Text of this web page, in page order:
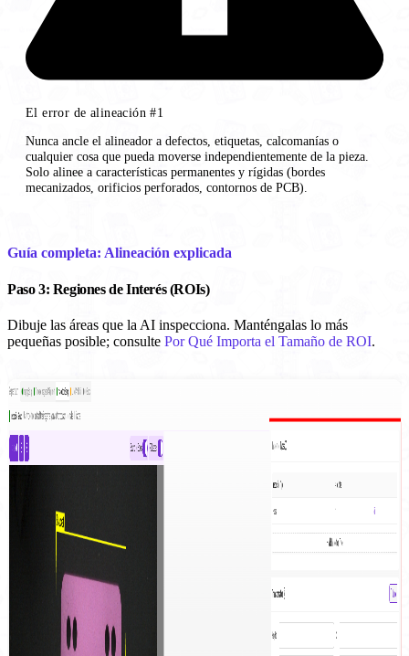
El error de alineación #1
Nunca ancle el alineador a defectos, etiquetas, calcomanías o
cualquier cosa que pueda moverse independientemente de la pieza.
Solo alinee a características permanentes y rígidas (bordes
mecanizados, orificios perforados, contornos de PCB).
Guía completa: Alineación explicada
Paso 3: Regiones de Interés (ROIs)
Dibuje las áreas que la AI inspecciona. Manténgalas lo más
pequeñas posible; consulte Por Qué Importa el Tamaño de ROI.